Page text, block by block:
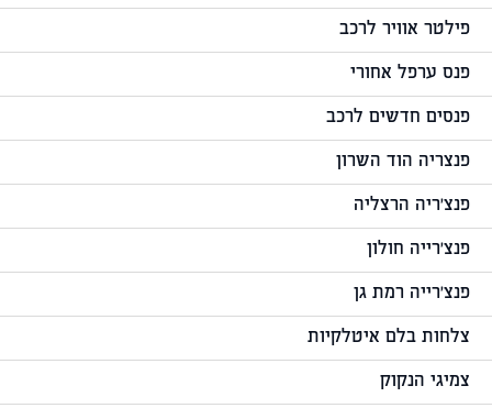
פילטר אוויר לרכב
פנס ערפל אחורי
פנסים חדשים לרכב
פנצריה הוד השרון
פנצ'ריה הרצליה
פנצ'רייה חולון
פנצ'רייה רמת גן
צלחות בלם איטלקיות
צמיגי הנקוק